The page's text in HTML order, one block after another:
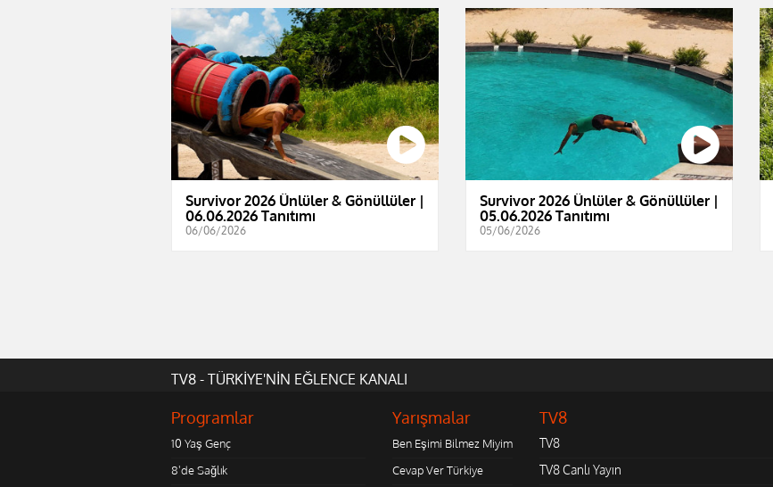
Survivor 2026 Ünlüler & Gönüllüler |
06.06.2026 Tanıtımı
06/06/2026
Survivor 2026 Ünlüler & Gönüllüler |
05.06.2026 Tanıtımı
05/06/2026
TV8 - TÜRKİYE'NİN EĞLENCE KANALI
Programlar
10 Yaş Genç
8'de Sağlık
Yarışmalar
Ben Eşimi Bilmez Miyim
Cevap Ver Türkiye
TV8
TV8
TV8 Canlı Yayın